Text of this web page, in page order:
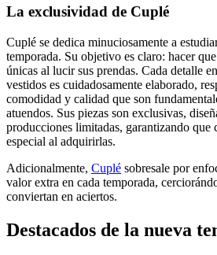
La exclusividad de Cuplé
Cuplé se dedica minuciosamente a
temporada. Su objetivo es claro: hacer
únicas al lucir sus prendas. Cada detalle
vestidos es cuidadosamente elaborado,
comodidad y calidad que son
atuendos. Sus piezas son exclusivas,
producciones limitadas, garantizando que
especial al adquirirlas.
Adicionalmente, Cuplé sobresale por
valor extra en cada temporada,
conviertan en aciertos.
Destacados de la nueva